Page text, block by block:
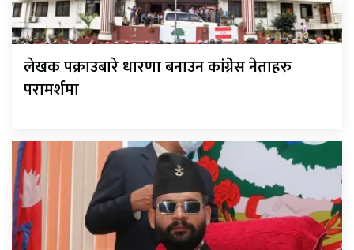
लेखक पक्राउबारे धारणा बनाउन कांग्रेस नेताहरु
परामर्शमा